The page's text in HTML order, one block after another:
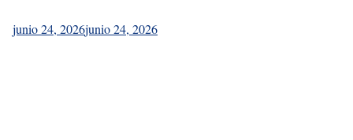
junio 24, 2026junio 24, 2026